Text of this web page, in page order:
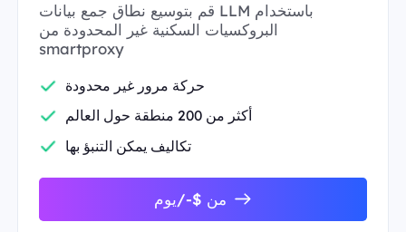
قم بتوسيع نطاق جمع بيانات LLM باستخدام
البروكسيات السكنية غير المحدودة من
smartproxy
حركة مرور غير محدودة
أكثر من 200 منطقة حول العالم
تكاليف يمكن التنبؤ بها
من $-/يوم